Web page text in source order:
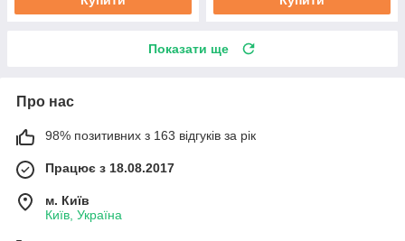
Показати ще
Про нас
98% позитивних з 163 відгуків за рік
Працює з 18.08.2017
м. Київ
Київ, Україна